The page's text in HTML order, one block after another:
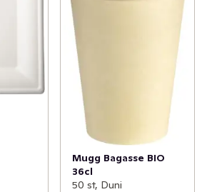
Mugg Bagasse BIO
36cl
50 st, Duni